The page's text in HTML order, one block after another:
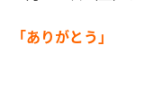
「ありがとう」